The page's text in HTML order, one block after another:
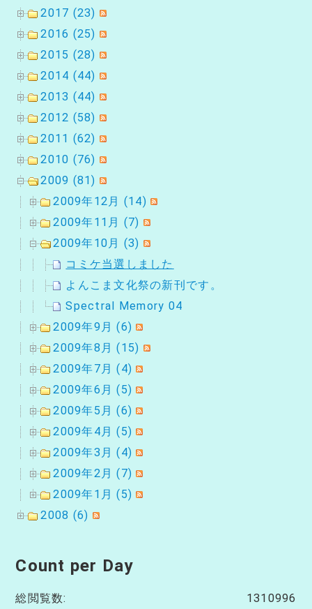
2017 (23)
2016 (25)
2015 (28)
2014 (44)
2013 (44)
2012 (58)
2011 (62)
2010 (76)
2009 (81)
2009年12月 (14)
2009年11月 (7)
2009年10月 (3)
コミケ当選しました
よんこま文化祭の新刊です。
Spectral Memory 04
2009年9月 (6)
2009年8月 (15)
2009年7月 (4)
2009年6月 (5)
2009年5月 (6)
2009年4月 (5)
2009年3月 (4)
2009年2月 (7)
2009年1月 (5)
2008 (6)
Count per Day
1310996
総閲覧数: